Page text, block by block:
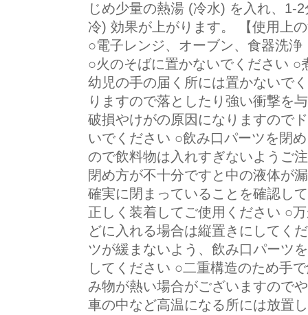
じめ少量の熱湯 (冷水) を入れ、1-
冷) 効果が上がります。 【使用上
○電子レンジ、オーブン、食器洗
○火のそばに置かないでください
幼児の手の届く所には置かないで
りますので落としたり強い衝撃を
破損やけがの原因になりますので
いでください ○飲み口パーツを閉
ので飲料物は入れすぎないようご
閉め方が不十分ですと中の液体が
確実に閉まっていることを確認し
正しく装着してご使用ください ○
どに入れる場合は縦置きにしてく
ツが緩まないよう、飲み口パーツ
してください ○二重構造のため手
み物が熱い場合がございますので
車の中など高温になる所には放置